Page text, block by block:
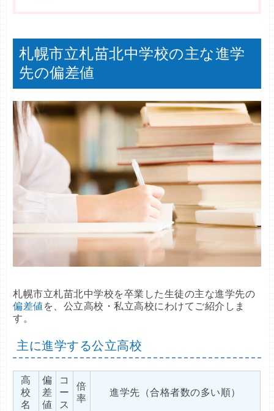
札幌市立札苗北中学校の主な進学
先の偏差値
札幌市立札苗北中学校を卒業した生徒の主な進学先の
偏差値 を、公立高校・私立高校にわけてご紹介しま
す。
主に進学する公立高校
高
校
名
偏
差
値
コ
ー
ス
倍
率
進学先（合格者数の多い順）